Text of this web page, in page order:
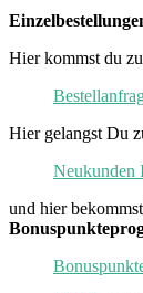
Hier kommst du
Hier gelangst Du
Neukunden
und hier